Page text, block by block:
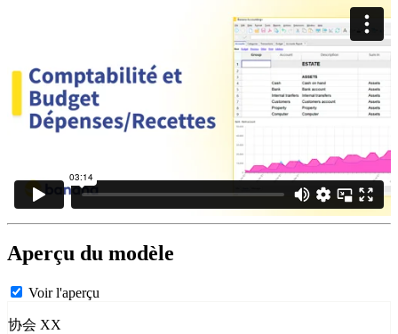
Aperçu du modèle
Voir l'aperçu
协会 XX